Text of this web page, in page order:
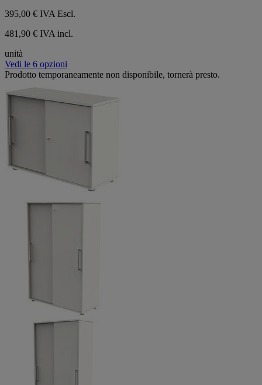
395,00 € IVA Escl.
481,90 € IVA incl.
unità
Vedi le 6 opzioni
Prodotto temporaneamente non disponibile, tornerà presto.